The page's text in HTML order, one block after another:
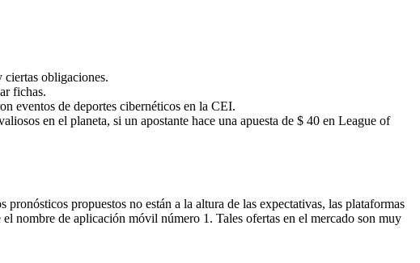
ciertas obligaciones.
fichas.
eventos de deportes cibernéticos en la CEI.
en el planeta, si un apostante hace una apuesta de $ 40 en League of
propuestos no están a la altura de las expectativas, las plataformas
nombre de aplicación móvil número 1. Tales ofertas en el mercado son muy